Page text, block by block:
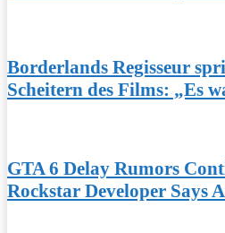
Borderlands Regisseur
Scheitern des Films: „Es
GTA 6 Delay Rumors
Rockstar Developer Says